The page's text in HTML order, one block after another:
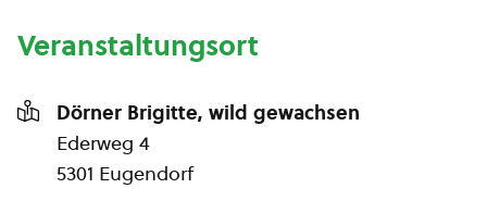
Veranstaltungsort
Dörner Brigitte, wild gewachsen
Ederweg 4
5301 Eugendorf